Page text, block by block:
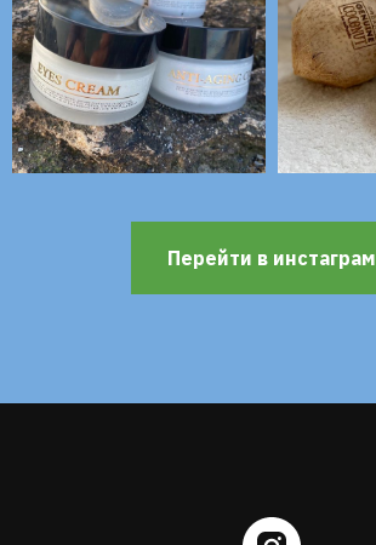
Перейти в инстаграм